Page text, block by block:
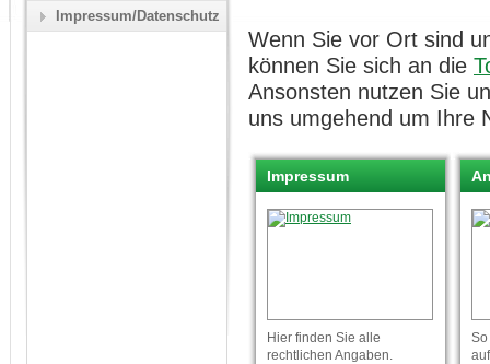
Wenn Sie vor Ort sind
können Sie sich an die
Ansonsten nutzen Sie
uns umgehend um Ihre
Impressum
Hier finden Sie alle
rechtlichen Angaben.
Impressum/Datenschutz